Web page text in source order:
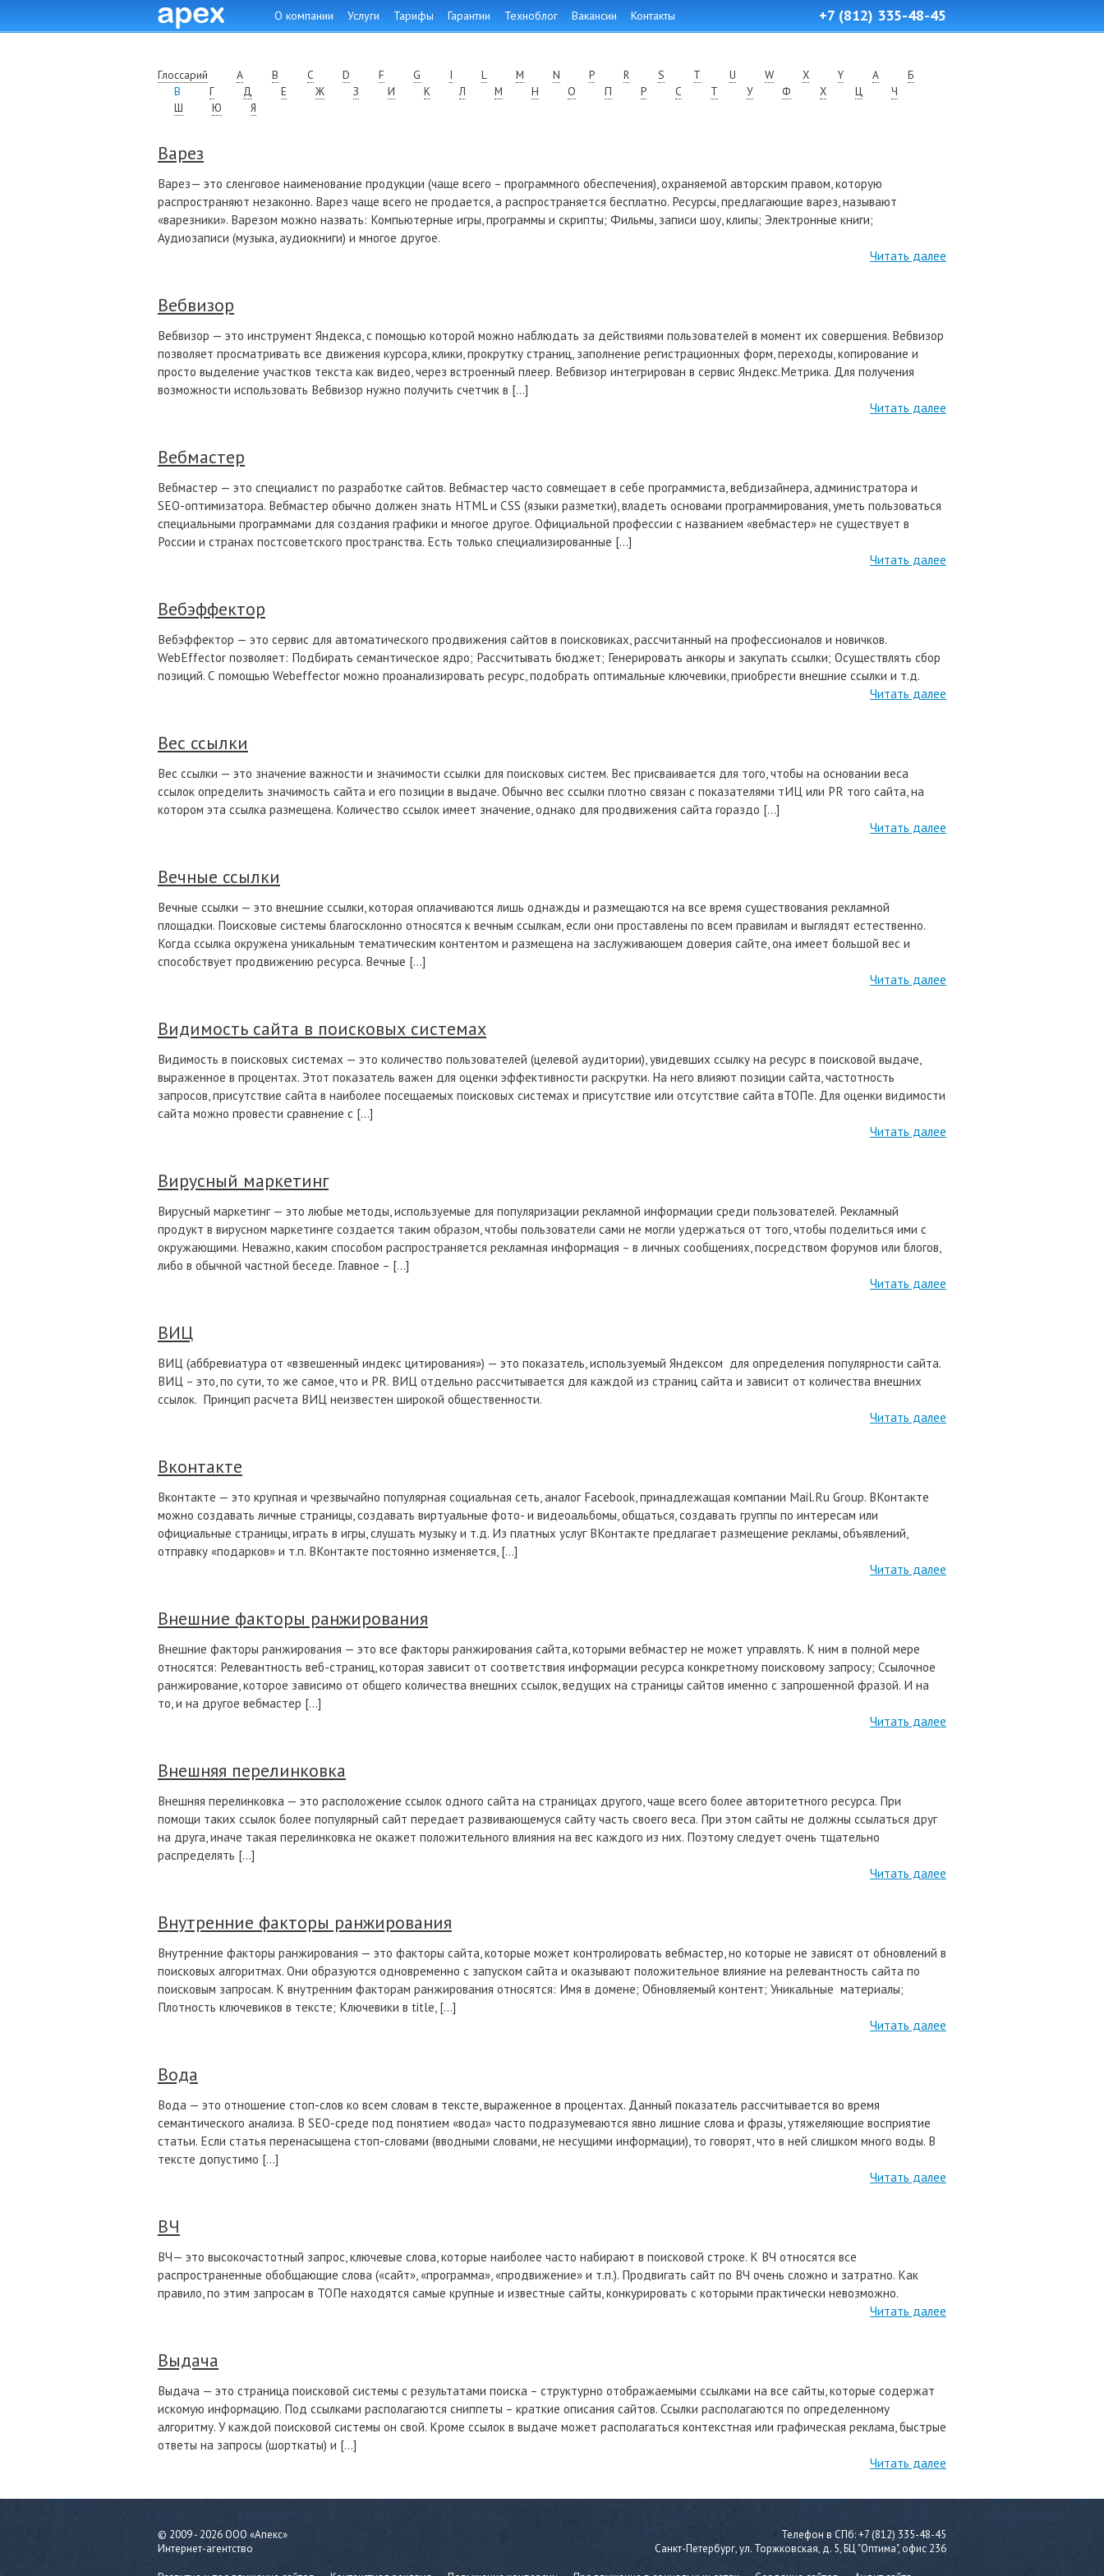
Skip to content
О компании Услуги Тарифы Гарантии Техноблог Вакансии Контакты +7 (812) 335-48-45
Глоссарий A B C D F G I L M N P R S T U W X Y А
Б
В
Г Д Е Ж З И К Л М Н О П Р С Т У Ф Х Ц
Ч
Ш
Ю Я
Варез
Варез— это сленговое наименование продукции (чаще всего – программного обеспечения), охраняемой авторским правом, которую
распространяют незаконно. Варез чаще всего не продается, а распространяется бесплатно. Ресурсы, предлагающие варез, называют
«варезники». Варезом можно назвать: Компьютерные игры, программы и скрипты; Фильмы, записи шоу, клипы; Электронные книги;
Аудиозаписи (музыка, аудиокниги) и многое другое.
Читать далее
Вебвизор
Вебвизор — это инструмент Яндекса, с помощью которой можно наблюдать за действиями пользователей в момент их совершения. Вебвизор
позволяет просматривать все движения курсора, клики, прокрутку страниц, заполнение регистрационных форм, переходы, копирование и
просто выделение участков текста как видео, через встроенный плеер. Вебвизор интегрирован в сервис Яндекс.Метрика. Для получения
возможности использовать Вебвизор нужно получить счетчик в […]
Читать далее
Вебмастер
Вебмастер — это специалист по разработке сайтов. Вебмастер часто совмещает в себе программиста, вебдизайнера, администратора и
SEO-оптимизатора. Вебмастер обычно должен знать HTML и CSS (языки разметки), владеть основами программирования, уметь пользоваться
специальными программами для создания графики и многое другое. Официальной профессии с названием «вебмастер» не существует в
России и странах постсоветского пространства. Есть только специализированные […]
Читать далее
Вебэффектор
Вебэффектор — это сервис для автоматического продвижения сайтов в поисковиках, рассчитанный на профессионалов и новичков.
WebEffector позволяет: Подбирать семантическое ядро; Рассчитывать бюджет; Генерировать анкоры и закупать ссылки; Осуществлять сбор
позиций. С помощью Webeffector можно проанализировать ресурс, подобрать оптимальные ключевики, приобрести внешние ссылки и т.д.
Читать далее
Вес ссылки
Вес ссылки — это значение важности и значимости ссылки для поисковых систем. Вес присваивается для того, чтобы на основании веса
ссылок определить значимость сайта и его позиции в выдаче. Обычно вес ссылки плотно связан с показателями тИЦ или PR того сайта, на
котором эта ссылка размещена. Количество ссылок имеет значение, однако для продвижения сайта гораздо […]
Читать далее
Вечные ссылки
Вечные ссылки — это внешние ссылки, которая оплачиваются лишь однажды и размещаются на все время существования рекламной
площадки. Поисковые системы благосклонно относятся к вечным ссылкам, если они проставлены по всем правилам и выглядят естественно.
Когда ссылка окружена уникальным тематическим контентом и размещена на заслуживающем доверия сайте, она имеет большой вес и
способствует продвижению ресурса. Вечные […]
Читать далее
Видимость сайта в поисковых системах
Видимость в поисковых системах — это количество пользователей (целевой аудитории), увидевших ссылку на ресурс в поисковой выдаче,
выраженное в процентах. Этот показатель важен для оценки эффективности раскрутки. На него влияют позиции сайта, частотность
запросов, присутствие сайта в наиболее посещаемых поисковых системах и присутствие или отсутствие сайта вТОПе. Для оценки видимости
сайта можно провести сравнение с […]
Читать далее
Вирусный маркетинг
Вирусный маркетинг — это любые методы, используемые для популяризации рекламной информации среди пользователей. Рекламный
продукт в вирусном маркетинге создается таким образом, чтобы пользователи сами не могли удержаться от того, чтобы поделиться ими с
окружающими. Неважно, каким способом распространяется рекламная информация – в личных сообщениях, посредством форумов или блогов,
либо в обычной частной беседе. Главное – […]
Читать далее
ВИЦ
ВИЦ (аббревиатура от «взвешенный индекс цитирования») — это показатель, используемый Яндексом для определения популярности сайта.
ВИЦ – это, по сути, то же самое, что и PR. ВИЦ отдельно рассчитывается для каждой из страниц сайта и зависит от количества внешних
ссылок. Принцип расчета ВИЦ неизвестен широкой общественности.
Читать далее
Вконтакте
Вконтакте — это крупная и чрезвычайно популярная социальная сеть, аналог Facebook, принадлежащая компании Mail.Ru Group. ВКонтакте
можно создавать личные страницы, создавать виртуальные фото- и видеоальбомы, общаться, создавать группы по интересам или
официальные страницы, играть в игры, слушать музыку и т.д. Из платных услуг ВКонтакте предлагает размещение рекламы, объявлений,
отправку «подарков» и т.п. ВКонтакте постоянно изменяется, […]
Читать далее
Внешние факторы ранжирования
Внешние факторы ранжирования — это все факторы ранжирования сайта, которыми вебмастер не может управлять. К ним в полной мере
относятся: Релевантность веб-страниц, которая зависит от соответствия информации ресурса конкретному поисковому запросу; Ссылочное
ранжирование, которое зависимо от общего количества внешних ссылок, ведущих на страницы сайтов именно с запрошенной фразой. И на
то, и на другое вебмастер […]
Читать далее
Внешняя перелинковка
Внешняя перелинковка — это расположение ссылок одного сайта на страницах другого, чаще всего более авторитетного ресурса. При
помощи таких ссылок более популярный сайт передает развивающемуся сайту часть своего веса. При этом сайты не должны ссылаться друг
на друга, иначе такая перелинковка не окажет положительного влияния на вес каждого из них. Поэтому следует очень тщательно
распределять […]
Читать далее
Внутренние факторы ранжирования
Внутренние факторы ранжирования — это факторы сайта, которые может контролировать вебмастер, но которые не зависят от обновлений в
поисковых алгоритмах. Они образуются одновременно с запуском сайта и оказывают положительное влияние на релевантность сайта по
поисковым запросам. К внутренним факторам ранжирования относятся: Имя в домене; Обновляемый контент; Уникальные материалы;
Плотность ключевиков в тексте; Ключевики в title, […]
Читать далее
Вода
Вода — это отношение стоп-слов ко всем словам в тексте, выраженное в процентах. Данный показатель рассчитывается во время
семантического анализа. В SEO-среде под понятием «вода» часто подразумеваются явно лишние слова и фразы, утяжеляющие восприятие
статьи. Если статья перенасыщена стоп-словами (вводными словами, не несущими информации), то говорят, что в ней слишком много воды. В
тексте допустимо […]
Читать далее
ВЧ
ВЧ— это высокочастотный запрос, ключевые слова, которые наиболее часто набирают в поисковой строке. К ВЧ относятся все
распространенные обобщающие слова («сайт», «программа», «продвижение» и т.п.). Продвигать сайт по ВЧ очень сложно и затратно. Как
правило, по этим запросам в ТОПе находятся самые крупные и известные сайты, конкурировать с которыми практически невозможно.
Читать далее
Выдача
Выдача — это страница поисковой системы с результатами поиска – структурно отображаемыми ссылками на все сайты, которые содержат
искомую информацию. Под ссылками располагаются сниппеты – краткие описания сайтов. Ссылки располагаются по определенному
алгоритму. У каждой поисковой системы он свой. Кроме ссылок в выдаче может располагаться контекстная или графическая реклама, быстрые
ответы на запросы (шорткаты) и […]
Читать далее
© 2009 - 2026 ООО «Апекс»
Интернет-агентство
Телефон в СПб: +7 (812) 335-48-45
Санкт-Петербург, ул. Торжковская, д. 5, БЦ "Оптима", офис 236